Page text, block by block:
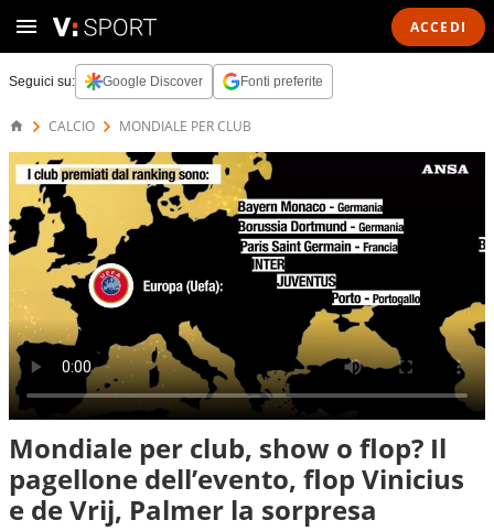
ACCEDI
Seguici su: Google Discover Fonti preferite
CALCIO MONDIALE PER CLUB
Mondiale per club, show o flop? Il
pagellone dell’evento, flop Vinicius
e de Vrij, Palmer la sorpresa